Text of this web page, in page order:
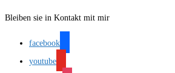
Bleiben sie in Kontakt mit mir
facebook
youtube